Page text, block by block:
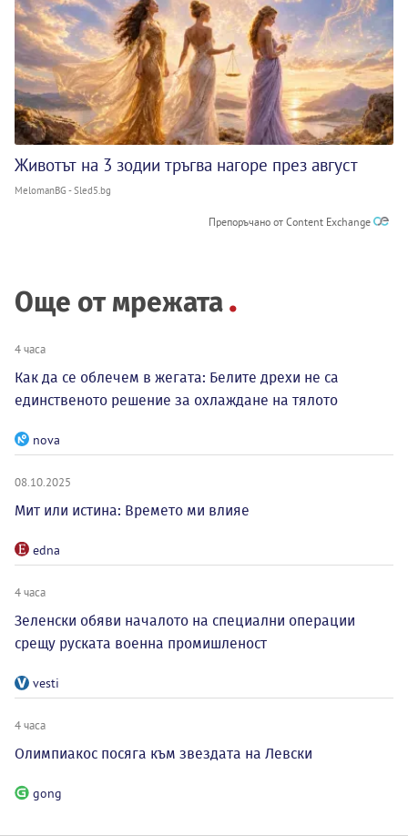
Животът на 3 зодии тръгва нагоре през август
MelomanBG - Sled5.bg
Препоръчано от Content Exchange
Още от мрежата
4 часа
Как да се облечем в жегата: Белите дрехи не са
единственото решение за охлаждане на тялото
nova
08.10.2025
Мит или истина: Времето ми влияе
edna
4 часа
Зеленски обяви началото на специални операции
срещу руската военна промишленост
vesti
4 часа
Олимпиакос посяга към звездата на Левски
gong